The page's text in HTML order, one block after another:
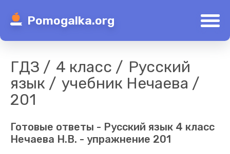
Pomogalka.org
ГДЗ 4 класс
Русский
язык
учебник Нечаева
201
Готовые ответы - Русский язык 4 класс
Нечаева Н.В. - упражнение 201